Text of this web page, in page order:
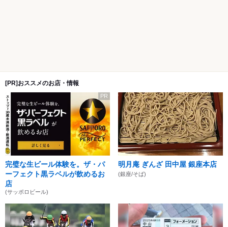
[PR]おススメのお店・情報
PR
完璧な生ビール体験を。ザ・パ
ーフェクト黒ラベルが飲めるお
店
(サッポロビール)
明月庵 ぎんざ 田中屋 銀座本店
(銀座/そば)